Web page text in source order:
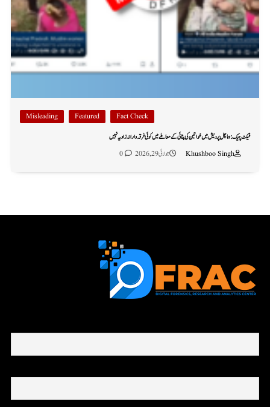
Fact Check
Featured
Misleading
فیکٹ چیک: ہماچل پردیش میں خواتین کی پٹائی کے معاملے میں کوئی فرقہ وارانہ زاویہ نہیں
Khushboo Singh
جولائی 29, 2026 0